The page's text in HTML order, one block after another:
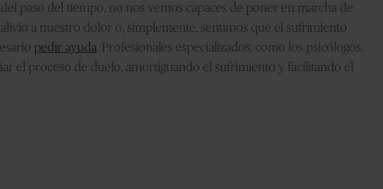
del paso del tiempo, no nos vemos capaces de poner en marcha de
a nuestro dolor o, simplemente, sentimos que el sufrimiento
pedir ayuda. Profesionales especializados, como los psicólogos,
el proceso de duelo, amortiguando el sufrimiento y facilitando el